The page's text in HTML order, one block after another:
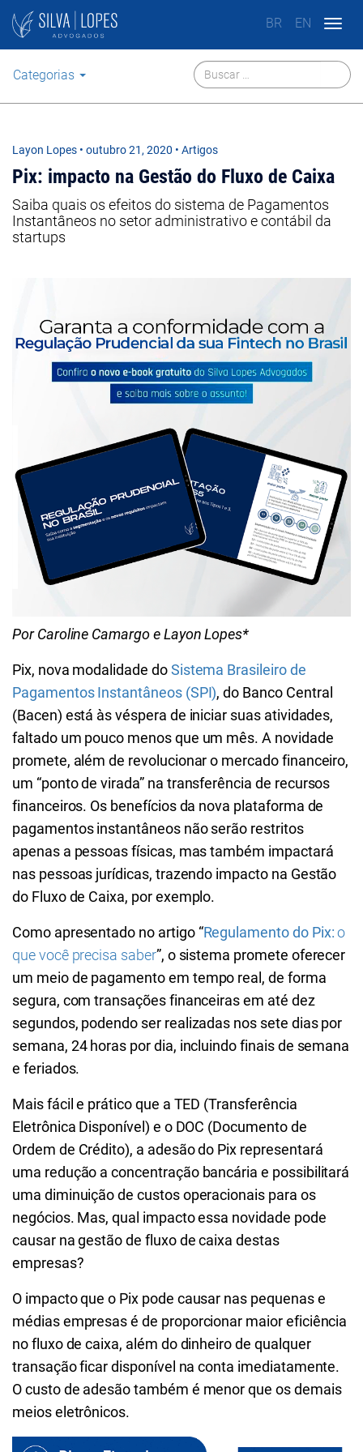
BR EN
Categorias
Layon Lopes • outubro 21, 2020 • Artigos
Pix: impacto na Gestão do Fluxo de Caixa
Saiba quais os efeitos do sistema de Pagamentos
Instantâneos no setor administrativo e contábil da
startups
Por Caroline Camargo e Layon Lopes*
Pix, nova modalidade doSistema Brasileiro de
Pagamentos Instantâneos (SPI), do Banco Central
(Bacen) está às véspera de iniciar suas atividades,
faltado um pouco menos que um mês. A novidade
promete, além de revolucionar o mercado financeiro,
um “ponto de virada” na transferência de recursos
financeiros. Os benefícios da nova plataforma de
pagamentos instantâneos não serão restritos
apenas a pessoas físicas, mas também impactará
nas pessoas jurídicas, trazendo impacto na Gestão
do Fluxo de Caixa, por exemplo.
Como apresentado no artigo “Regulamento do Pix:o
que você precisa saber”, o sistema promete oferecer
um meio de pagamento em tempo real, de forma
segura, com transações financeiras em até dez
segundos, podendo ser realizadas nos sete dias por
semana, 24 horas por dia, incluindo finais de semana
e feriados.
Mais fácil e prático que a TED (Transferência
Eletrônica Disponível) e o DOC (Documento de
Ordem de Crédito), a adesão do Pix representará
uma redução a concentração bancária e possibilitará
uma diminuição de custos operacionais para os
negócios. Mas, qual impacto essa novidade pode
causar na gestão de fluxo de caixa destas
empresas?
O impacto que o Pix pode causar nas pequenas e
médias empresas é de proporcionar maior eficiência
no fluxo de caixa, além do dinheiro de qualquer
transação ficar disponível na conta imediatamente.
O custo de adesão também é menor que os demais
meios eletrônicos.